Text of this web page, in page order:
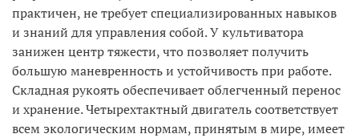
практичен, не требует специализированных навыков
и знаний для управления собой. У культиватора
занижен центр тяжести, что позволяет получить
большую маневренность и устойчивость при работе.
Складная рукоять обеспечивает облегченный перенос
и хранение. Четырехтактный двигатель соответствует
всем экологическим нормам, принятым в мире, имеет